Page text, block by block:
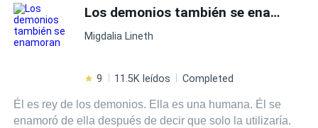
deseo de venganza? ¿Cuándo el odio se convierte en
pasión? ¿Tienes lo que se necesita para pertenecer al
MC? Descúbrelo en Demonios Del Desierto
Los demonios también se enamoran
Migdalia Lineth
9 11.5K leídos Completed
Él es rey de los demonios. Ella es una humana. Él se
enamoró de ella después de decir que solo la utilizaría.